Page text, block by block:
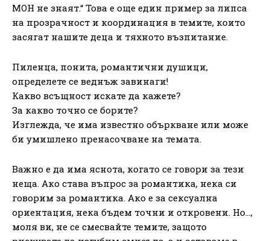
МОН не знаят.“ Това е още един пример за липса
на прозрачност и координация в темите, които
засягат нашите деца и тяхното възпитание.
Пиленца, понита, романтични душици,
определете се веднъж завинаги!
Какво всъщност искате да кажете?
За какво точно се борите?
Изглежда, че има известно объркване или може
би умишлено пренасочване на темата.
Важно е да има яснота, когато се говори за тези
неща. Ако става въпрос за романтика, нека си
говорим за романтика. Ако е за сексуална
ориентация, нека бъдем точни и откровени. Но…,
моля ви, не се смесвайте темите, защото